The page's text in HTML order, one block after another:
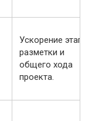
Ускорение этапа
разметки и
общего хода
проекта.